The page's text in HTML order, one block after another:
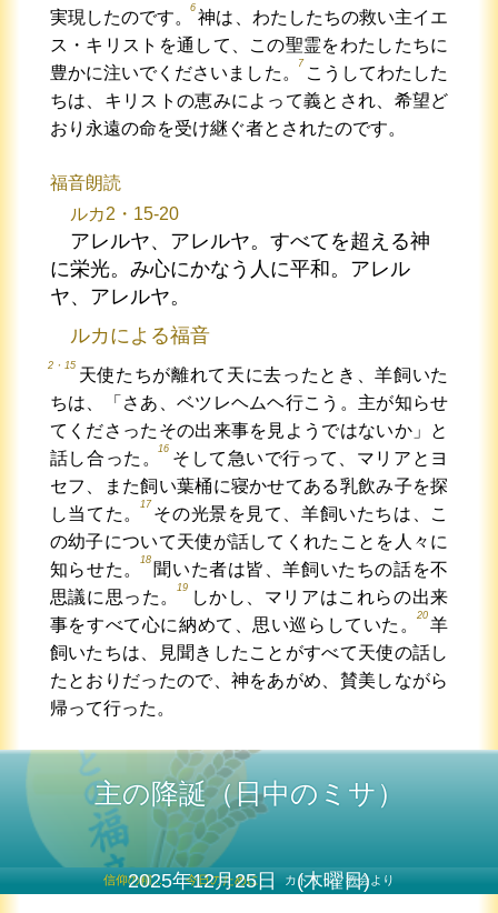
実現したのです。
6
神は、わたしたちの救い主イエ
ス・キリストを通して、この聖霊をわたしたちに
豊かに注いでくださいました。
7
こうしてわたした
ちは、キリストの恵みによって義とされ、希望ど
おり永遠の命を受け継ぐ者とされたのです。
福音朗読
ルカ2・15-20
アレルヤ、アレルヤ。すべてを超える神
に栄光。み心にかなう人に平和。アレル
ヤ、アレルヤ。
ルカによる福音
2・15
天使たちが離れて天に去ったとき、羊飼いた
ちは、「さあ、ベツレヘムヘ行こう。主が知らせ
てくださったその出来事を見ようではないか」と
話し合った。
16
そして急いで行って、マリアとヨ
セフ、また飼い葉桶に寝かせてある乳飲み子を探
し当てた。
17
その光景を見て、羊飼いたちは、こ
の幼子について天使が話してくれたことを人々に
知らせた。
18
聞いた者は皆、羊飼いたちの話を不
思議に思った。
19
しかし、マリアはこれらの出来
事をすべて心に納めて、思い巡らしていた。
20
羊
飼いたちは、見聞きしたことがすべて天使の話し
たとおりだったので、神をあがめ、賛美しながら
帰って行った。
主の降誕（日中のミサ）
2025年12月25日 (木曜日)
信仰の糧... 今日のために! カトリック教会より